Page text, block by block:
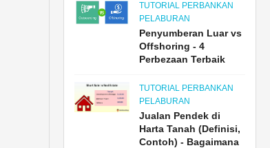
TUTORIAL PERBANKAN
PELABURAN
Penyumberan Luar vs
Offshoring - 4
Perbezaan Terbaik
TUTORIAL PERBANKAN
PELABURAN
Jualan Pendek di
Harta Tanah (Definisi,
Contoh) - Bagaimana